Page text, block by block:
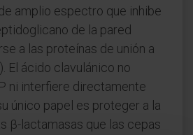
amplio espectro que inhibe
de la pared
a las proteínas de unión a
El ácido clavulánico no
ni interfiere directamente
único papel es proteger a la
β-lactamasas que las cepas